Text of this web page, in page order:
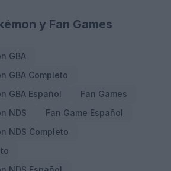
y Fan Games
GBA
GBA Completo
GBA Español
Fan Games
NDS
Fan Game Español
NDS Completo